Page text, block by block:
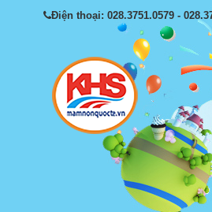
Điện thoại: 028.3751.0579 -